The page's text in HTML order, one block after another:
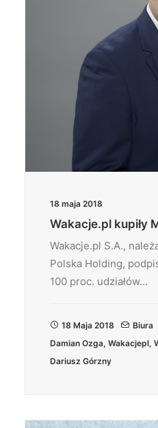
18 maja 2018
Wakacje.pl kupiły
Wakacje.pl S.A.,
Polska Holding,
100 proc. udziałów…
18 Maja 2018 Biura
Damian Ozga, Wakacjepl,
Dariusz Górzny